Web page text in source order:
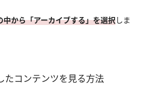
から「アーカイブする」を選択しま
たコンテンツを見る方法